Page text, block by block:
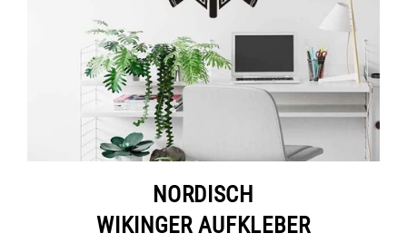
NORDISCH
WIKINGER AUFKLEBER